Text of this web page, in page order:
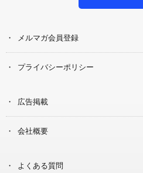
メルマガ会員登録
プライバシーポリシー
広告掲載
会社概要
よくある質問